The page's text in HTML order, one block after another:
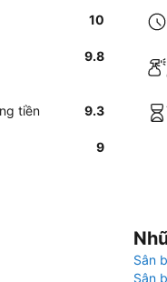
10
9.8
tiền 9.3
9
Sân
Sân